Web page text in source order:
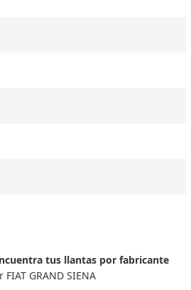
tus llantas por fabricante
FIAT GRAND SIENA